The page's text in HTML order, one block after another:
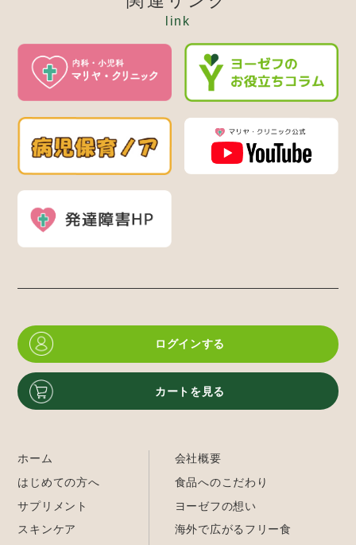
link
ログインする
カートを見る
ホーム
はじめての方へ
サプリメント
スキンケア
会社概要
食品へのこだわり
ヨーゼフの想い
海外で広がるフリー食